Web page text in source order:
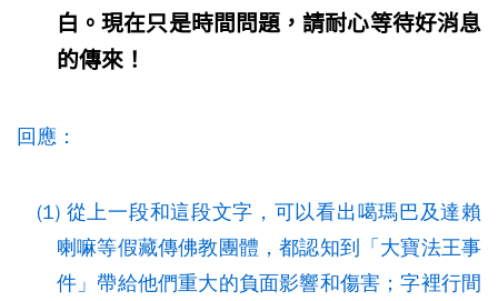
白。現在只是時間問題，請耐心等待好消息
的傳來！
回應：
(1) 從上一段和這段文字，可以看出噶瑪巴及達賴
喇嘛等假藏傳佛教團體，都認知到「大寶法王事
件」帶給他們重大的負面影響和傷害；字裡行間